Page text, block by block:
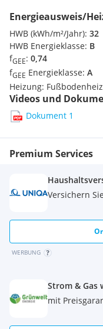
Unsere Angaben
Eigentümers. Angebot
Bitte geben Sie uns
Namen, sowie Ihre
um Verständnis, dass
Angaben bearbeiten
Wir weisen darauf hin,
dem zu vermittelnden
wirtschaftliches
Energieausweis/
HWB (kWh/m²/Jahr): 32
HWB Energieklasse: B
fGEE: 0,74
fGEE Energieklasse: A
Heizung:
Videos und
Dokument 1
Premium Services
Versichern
WERBUNG
Strom & Gas
mit